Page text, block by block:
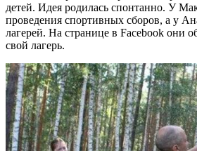
детей. Идея родилась спонтанно. У
проведения спортивных сборов, а у
лагерей. На странице в Facebook они
свой лагерь.